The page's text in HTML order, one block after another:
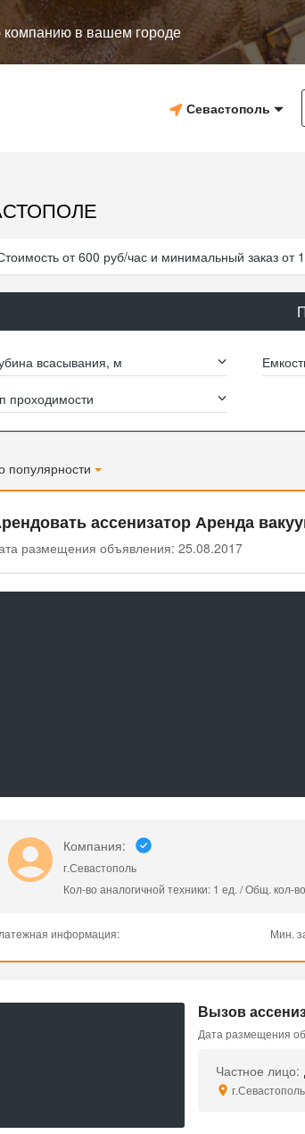
компанию в вашем городе
Севастополь
от 600 руб/час и минимальный заказ от
всасывания, м
проходимости
популярности
ассенизатор Аренда
размещения объявления: 25.08.2017
Компания:
г.Севастополь
Кол-во аналогичной техники: 1 ед. / Общ. кол-
информация: Мин.
Вызов
Дата размещения
Частное лицо:
г.Севастополь